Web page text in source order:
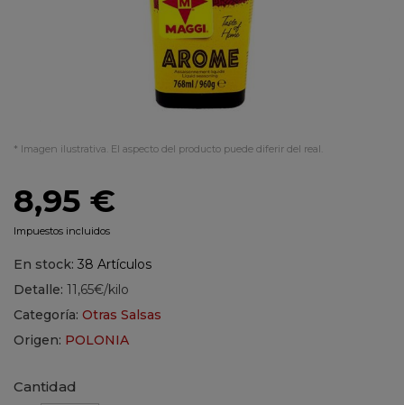
* Imagen ilustrativa. El aspecto del producto puede diferir del real.
8,95 €
Impuestos incluidos
En stock: 38 Artículos
Detalle: 11,65€/kilo
Categoría: Otras Salsas
Origen: POLONIA
Cantidad